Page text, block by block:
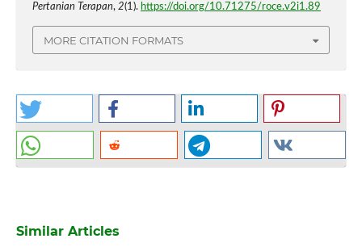
Pertanian Terapan, 2(1). https://doi.org/10.71275/roce.v2i1.89
MORE CITATION FORMATS
Similar Articles